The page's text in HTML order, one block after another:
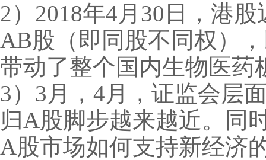
2）2018年4月30日，港
AB股（即同股不同权）
带动了整个国内生物医药
3）3月，4月，证监会层
归A股脚步越来越近。同
A股市场如何支持新经济